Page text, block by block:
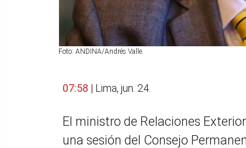
Foto: ANDINA/Andrés Valle.
07:58 | Lima, jun. 24.
El ministro de Relaciones
una sesión del Consejo